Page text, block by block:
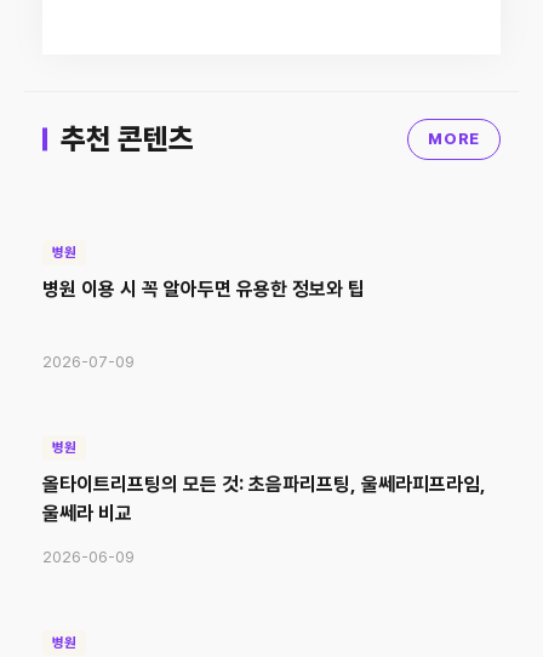
추천 콘텐츠 MORE
병원
병원 이용 시 꼭 알아두면 유용한 정보와 팁
2026-07-09
병원
올타이트리프팅의 모든 것: 초음파리프팅, 울쎄라피프라임,
울쎄라 비교
2026-06-09
병원